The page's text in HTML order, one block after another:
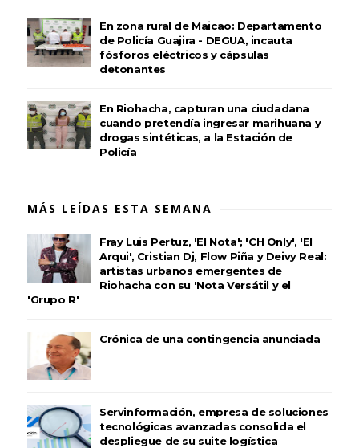
En zona rural de Maicao: Departamento
de Policía Guajira - DEGUA, incauta
fósforos eléctricos y cápsulas
detonantes
En Riohacha, capturan una ciudadana
cuando pretendía ingresar marihuana y
drogas sintéticas, a la Estación de
Policía
MÁS LEÍDAS ESTA SEMANA
Fray Luis Pertuz, 'El Nota'; 'CH Only', 'El
Arqui', Cristian Dj, Flow Piña y Deivy Real:
artistas urbanos emergentes de
Riohacha con su 'Nota Versátil y el
'Grupo R'
Crónica de una contingencia anunciada
Servinformación, empresa de soluciones
tecnológicas avanzadas consolida el
despliegue de su suite logística